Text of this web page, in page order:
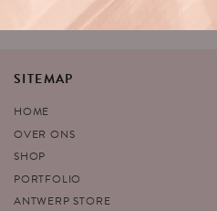
SITEMAP
HOME
OVER ONS
SHOP
PORTFOLIO
ANTWERP STORE